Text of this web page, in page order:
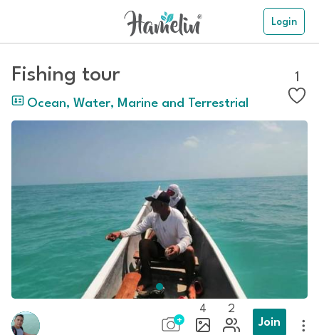
Login
Fishing tour
Ocean, Water, Marine and Terrestrial
1
4
2
Join